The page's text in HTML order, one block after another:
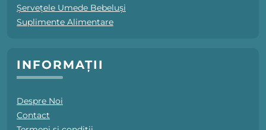
Șervețele Umede Bebeluși
Suplimente Alimentare
INFORMAȚII
Despre Noi
Contact